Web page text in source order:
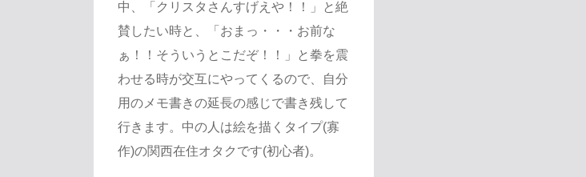
中、「クリスタさんすげえや！！」と絶
賛したい時と、「おまっ・・・お前な
ぁ！！そういうとこだぞ！！」と拳を震
わせる時が交互にやってくるので、自分
用のメモ書きの延長の感じで書き残して
行きます。中の人は絵を描くタイプ(寡
作)の関西在住オタクです(初心者)。